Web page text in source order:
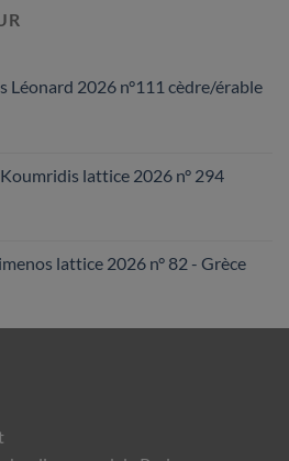
Léonard 2026 n°111 cèdre/érable
lattice 2026 n° 294
lattice 2026 n° 82 - Grèce